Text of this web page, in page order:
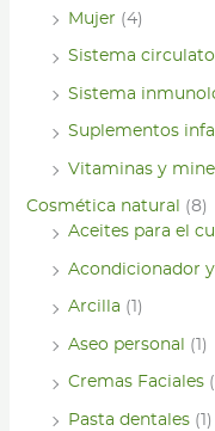
Mujer (4)
Sistema
Sistema
Suplementos
Vitaminas y
Cosmética natural
(8)
Aceites para el
Acondicionador
Arcilla (1)
Aseo personal (1)
Cremas Faciales
Pasta dentales (1)